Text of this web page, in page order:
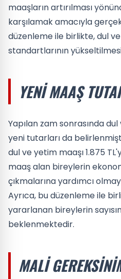
maaşların artırılması
karşılamak amacıyla
düzenleme ile birlikte, dul
standartlarının
YENI MAAŞ
Yapılan zam sonrasında
yeni tutarları da
dul ve yetim maaşı 1.875
maaş alan bireylerin
çıkmalarına yardımcı
Ayrıca, bu düzenleme ile
yararlanan bireylerin
beklenmektedir.
MALI